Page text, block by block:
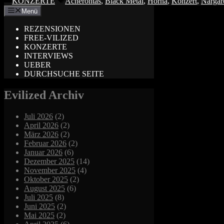
Menü
REZENSIONEN
FREE-VILIZED
KONZERTE
INTERVIEWS
UEBER
DURCHSUCHE SEITE
Evilized Archiv
Juli 2026 (2)
April 2026 (2)
März 2026 (2)
Februar 2026 (2)
Januar 2026 (6)
Dezember 2025 (14)
November 2025 (4)
Oktober 2025 (2)
August 2025 (6)
Juli 2025 (8)
Juni 2025 (2)
Mai 2025 (2)